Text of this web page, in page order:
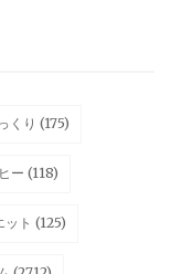
くり (175)
ー (118)
ット (125)